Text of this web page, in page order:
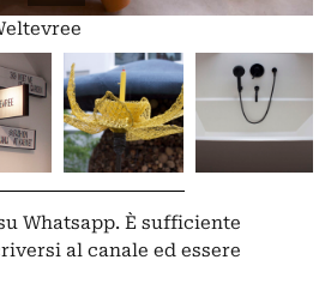
Whatsapp. È sufficiente
al canale ed essere